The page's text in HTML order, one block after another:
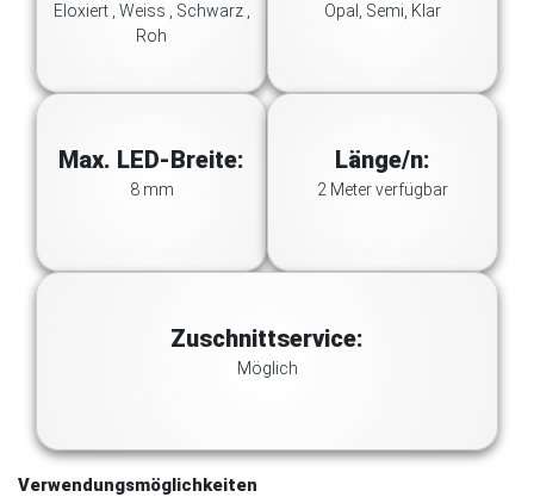
Eloxiert , Weiss , Schwarz ,
Roh
Opal, Semi, Klar
Max. LED-Breite:
8 mm
Länge/n:
2 Meter verfügbar
Zuschnittservice:
Möglich
Verwendungsmöglichkeiten